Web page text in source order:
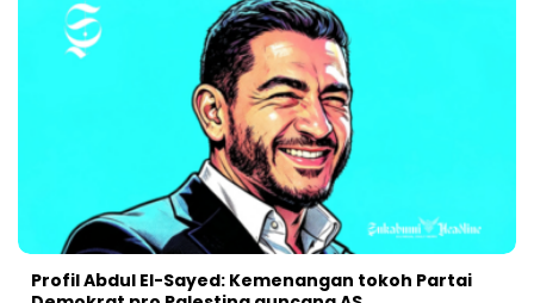
Profil Abdul El-Sayed: Kemenangan tokoh Partai